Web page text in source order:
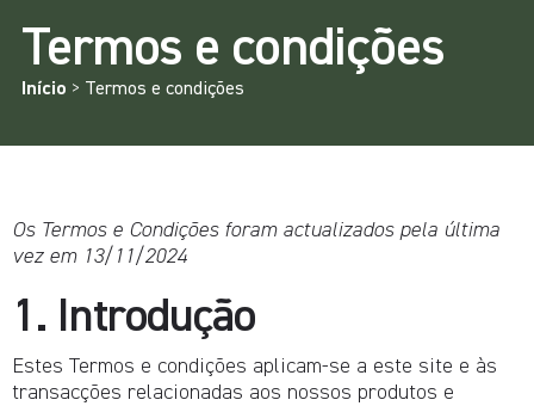
Termos e condições
Início > Termos e condições
Os Termos e Condições foram actualizados pela última
vez em 13/11/2024
1. Introdução
Estes Termos e condições aplicam-se a este site e às
transacções relacionadas aos nossos produtos e